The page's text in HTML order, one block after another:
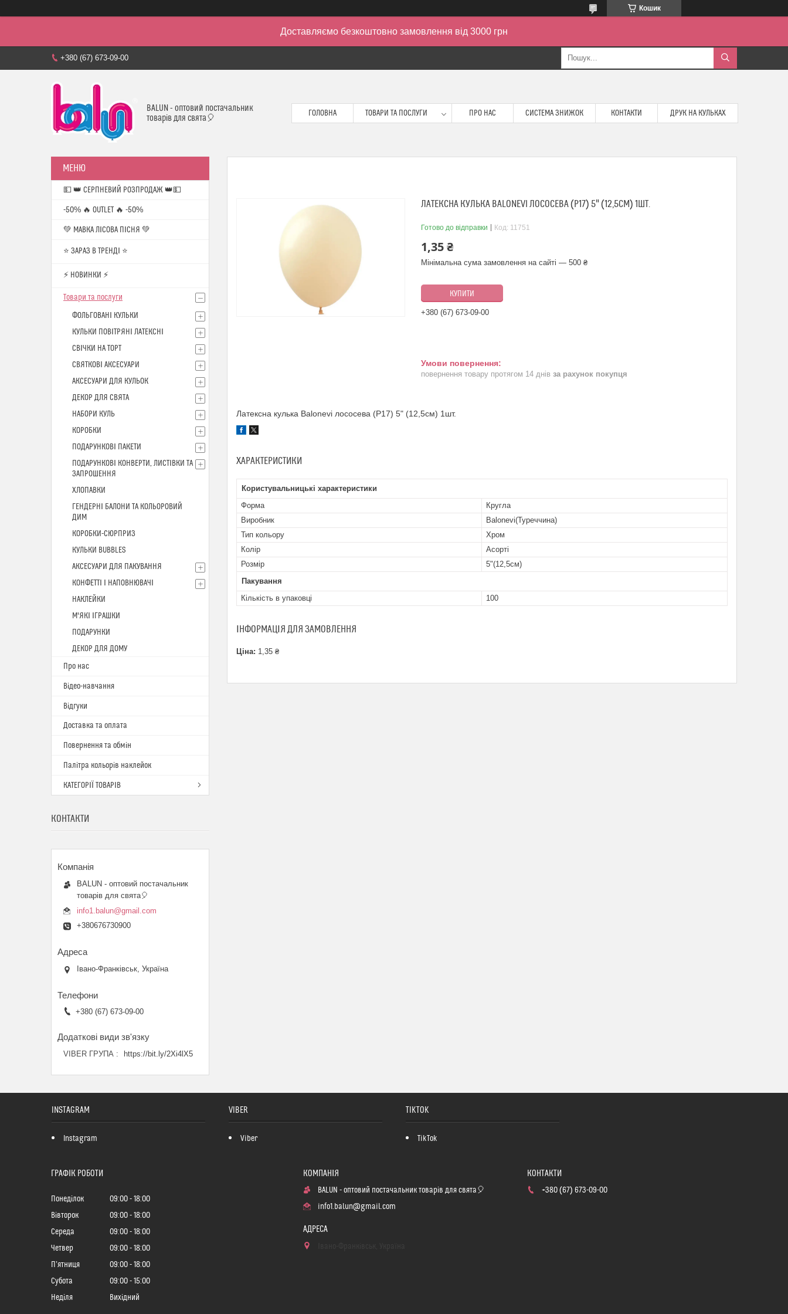
Кошик
Доставляємо безкоштовно замовлення від 3000 грн
+380 (67) 673-09-00
BALUN - оптовий постачальник
товарів для свята🎈
ГОЛОВНА ТОВАРИ ТА ПОСЛУГИ ПРО НАС СИСТЕМА ЗНИЖОК КОНТАКТИ ДРУК НА КУЛЬКАХ
ЛАТЕКСНА КУЛЬКА BALONEVI ЛОСОСЕВА (P17) 5" (12,5СМ) 1ШТ.
Готово до відправки Код: 11751
1,35 ₴
Мінімальна сума замовлення на сайті — 500 ₴
КУПИТИ
+380 (67) 673-09-00
повернення товару протягом 14 днів за рахунок покупця
Латексна кулька Balonevi лососева (P17) 5" (12,5см) 1шт.
ХАРАКТЕРИСТИКИ
Користувальницькі характеристики
Форма
Кругла
Виробник
Balonevi(Туреччина)
Тип кольору
Хром
Колір
Асорті
Розмір
5"(12,5см)
Пакування
Кількість в упаковці
100
ІНФОРМАЦІЯ ДЛЯ ЗАМОВЛЕННЯ
Ціна: 1,35 ₴
💵 👑 СЕРПНЕВИЙ РОЗПРОДАЖ 👑💵
-50% 🔥 OUTLET 🔥 -50%
💚 МАВКА ЛІСОВА ПІСНЯ 💚
⭐️ ЗАРАЗ В ТРЕНДІ ⭐️
⚡ НОВИНКИ ⚡
Товари та послуги
ФОЛЬГОВАНІ КУЛЬКИ
КУЛЬКИ ПОВІТРЯНІ ЛАТЕКСНІ
СВІЧКИ НА ТОРТ
СВЯТКОВІ АКСЕСУАРИ
АКСЕСУАРИ ДЛЯ КУЛЬОК
ДЕКОР ДЛЯ СВЯТА
НАБОРИ КУЛЬ
КОРОБКИ
ПОДАРУНКОВІ ПАКЕТИ
ПОДАРУНКОВІ КОНВЕРТИ, ЛИСТІВКИ ТА
ЗАПРОШЕННЯ
ХЛОПАВКИ
ГЕНДЕРНІ БАЛОНИ ТА КОЛЬОРОВИЙ
ДИМ
КОРОБКИ-СЮРПРИЗ
КУЛЬКИ BUBBLES
АКСЕСУАРИ ДЛЯ ПАКУВАННЯ
КОНФЕТТІ І НАПОВНЮВАЧІ
НАКЛЕЙКИ
М'ЯКІ ІГРАШКИ
ПОДАРУНКИ
ДЕКОР ДЛЯ ДОМУ
Про нас
Відео-навчання
Відгуки
Доставка та оплата
Повернення та обмін
Палітра кольорів наклейок
КАТЕГОРІЇ ТОВАРІВ
КОНТАКТИ
BALUN - оптовий постачальник
товарів для свята🎈
info1.balun@gmail.com
+380676730900
Івано-Франківськ, Україна
+380 (67) 673-09-00
VIBER ГРУПА https://bit.ly/2Xi4lX5
INSTAGRAM
Instagram
VIBER
Viber
TIKTOK
TikTok
ГРАФІК РОБОТИ
Понеділок 09:00
18:00
Вівторок
09:00
18:00
Середа
09:00
18:00
Четвер
09:00
18:00
Пʼятниця
09:00
18:00
Субота
09:00
15:00
Неділя
Вихідний
BALUN - оптовий постачальник товарів для свята🎈
info1.balun@gmail.com
+380 (67) 673-09-00